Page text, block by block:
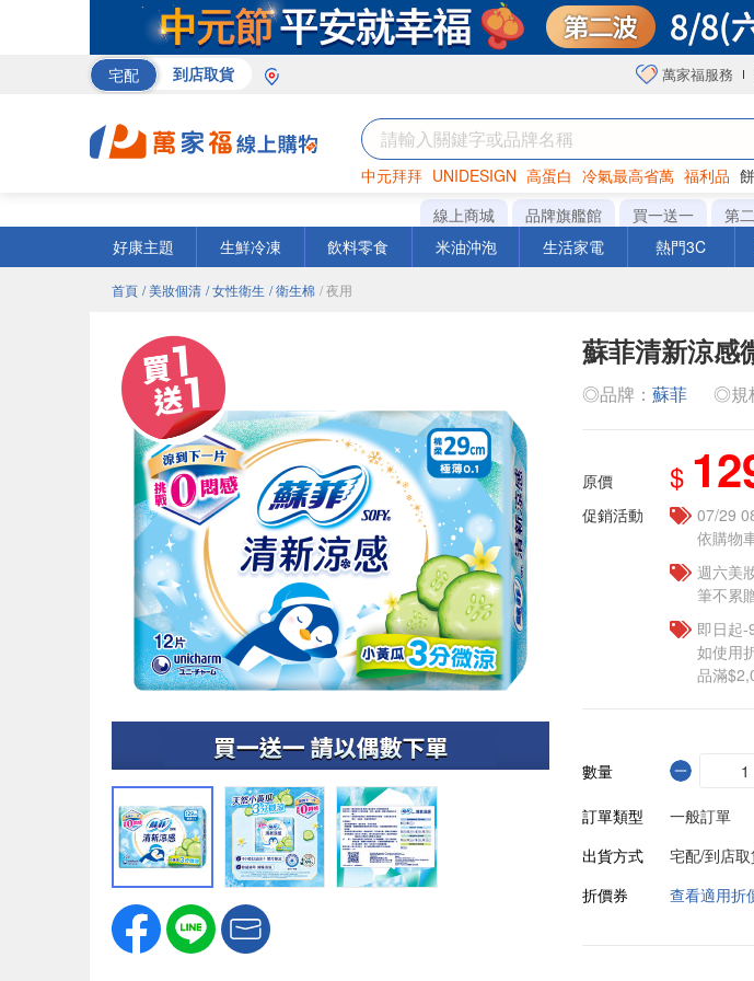
宅配 到店取貨 萬家福服務
中元拜拜 UNIDESIGN 高蛋白 冷氣最高省萬 福利品
罐頭 咖啡 海苔
線上商城 品牌旗艦館 買一送一 第
好康主題
生鮮冷凍 飲料零食 米油沖泡 生活家電 熱門3C
首頁 / 美妝個清 / 女性衛生 / 衛生棉 / 夜用
蘇菲清新涼感
◎品牌： 蘇菲 ◎規
原價 $
促銷活動
07/29
依購物
週六美
筆不累
即日起-
如使用
品滿
數量
訂單類型
一般訂單
出貨方式
宅配/到店
折價券
查看適用折